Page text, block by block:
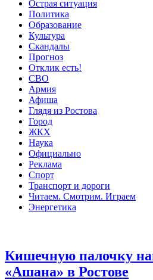
Острая ситуация
Политика
Образование
Культура
Скандалы
Прогноз
Отклик есть!
СВО
Армия
Афиша
Глядя из Ростова
Город
ЖКХ
Наука
Официально
Реклама
Спорт
Транспорт и дороги
Читаем. Смотрим. Играем
Энергетика
Кишечную палочку
«Ашана» в Ростове